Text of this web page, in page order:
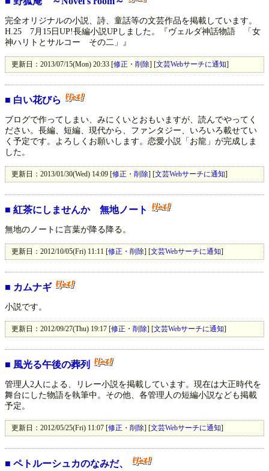
完全オリジナルの小説、詩、童話等の文芸作品を掲載しています。
H.25 7月15日UP!長編小説UPしました。『ヴェルダ神話物語 「女
神ハリトとサルコー その二」』
更新日：2013/07/15(Mon) 20:33 [修正・削除] [文芸Webサーチに通知]
■ 白い花びら
ブログで作ってしまい、みにくいとおもいますが、読んでやってく
ださい。長編、短編、現代から、ファンタジー、いろいろ載せてい
く予定です。よろしくお願いします。恋愛小説「お龍」が完成しま
した。
更新日：2013/01/30(Wed) 14:09 [修正・削除] [文芸Webサーチに通知]
■ 紅茶にしませんか 無地ノート
無地のノートに言葉が降る降る。
更新日：2012/10/05(Fri) 11:11 [修正・削除] [文芸Webサーチに通知]
■ カムナギ
小説です。
更新日：2012/09/27(Thu) 19:17 [修正・削除] [文芸Webサーチに通知]
■ 風光る午後の葬列
管理人2人による、リレー小説を掲載しています。現在は大正時代を
舞台にした物語を執筆中。その他、各管理人の短編小説なども掲載
予定。
更新日：2012/05/25(Fri) 11:07 [修正・削除] [文芸Webサーチに通知]
■ ペトルーシュカのなみだ、